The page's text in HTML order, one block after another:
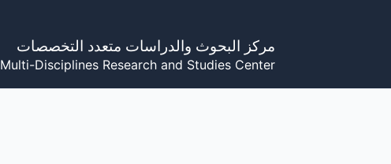
مركز البحوث والدراسات متعدد التخصصات
Multi-Disciplines Research and Studies Center